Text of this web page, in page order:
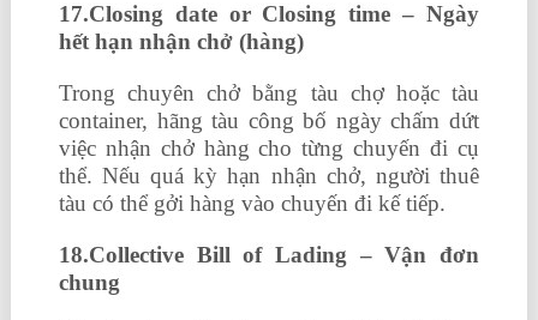
17.Closing date or Closing time – Ngày
hết hạn nhận chở (hàng)
Trong chuyên chở bằng tàu chợ hoặc tàu
container, hãng tàu công bố ngày chấm dứt
việc nhận chở hàng cho từng chuyến đi cụ
thể. Nếu quá kỳ hạn nhận chở, người thuê
tàu có thể gởi hàng vào chuyến đi kế tiếp.
18.Collective Bill of Lading – Vận đơn
chung